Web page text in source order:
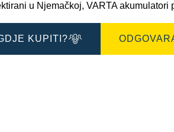
u Njemačkoj, VARTA
KUPITI?